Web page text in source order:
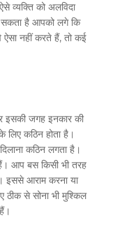
व्यक्ति को अलविदा
सकता है आपको लगे कि
ऐसा नहीं करते हैं, तो कई
इसकी जगह इनकार की
कठिन होता है।
कठिन लगता है।
आप बस किसी भी तरह
इससे आराम करना या
ठीक से सोना भी मुश्किल